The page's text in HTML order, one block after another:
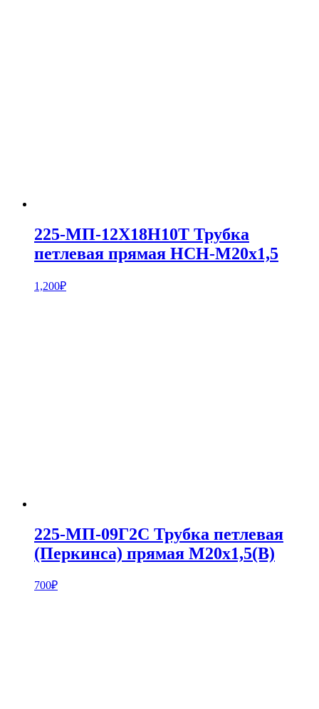
225-МП-12Х18Н10Т Трубка
петлевая прямая НСН-М20х1,5
1,200₽
225-МП-09Г2С Трубка петлевая
(Перкинса) прямая М20х1,5(В)
700₽